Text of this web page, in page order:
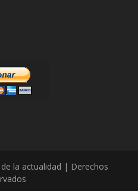
la actualidad | Derechos